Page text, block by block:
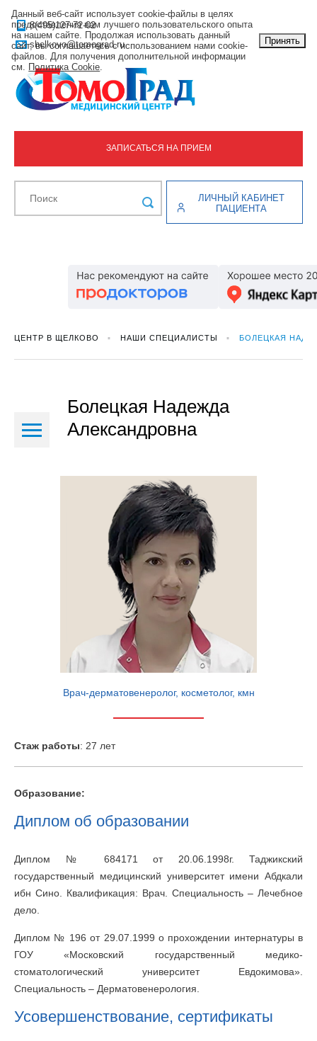
8(495)127-72-02
shelkovo@tomograd.ru
ЗАПИСАТЬСЯ НА ПРИЕМ
ЛИЧНЫЙ КАБИНЕТ
ПАЦИЕНТА
ЦЕНТР В ЩЕЛКОВО НАШИ СПЕЦИАЛИСТЫ БОЛЕЦКАЯ
Болецкая Надежда
Александровна
Врач-дерматовенеролог, косметолог, кмн
Cтаж работы: 27 лет
Образование:
Диплом об образовании
Диплом № 684171 от 20.06.1998г. Таджикский
государственный медицинский университет имени Абдкали
ибн Сино. Квалификация: Врач. Специальность – Лечебное
дело.
Диплом № 196 от 29.07.1999 о прохождении интернатуры в
ГОУ «Московский государственный медико-
стоматологический университет Евдокимова».
Специальность – Дерматовенерология.
Усовершенствование, сертификаты
Данный веб-сайт использует cookie-файлы в целях
предоставления вам лучшего пользовательского опыта
на нашем сайте. Продолжая использовать данный
сайт, вы соглашаетесь с использованием нами cookie-
файлов. Для получения дополнительной информации
см. Политика Cookie.
Принять